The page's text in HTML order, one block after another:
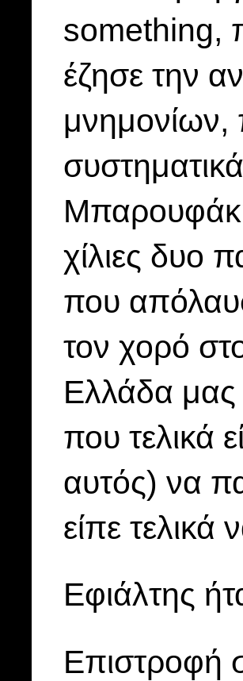
something,
έζησε την
μνημονίων,
χίλιες δυο
που
τον χορό
Ελλάδα μας
που τελικά
αυτός) να
είπε
Εφιάλτης
Επιστροφή